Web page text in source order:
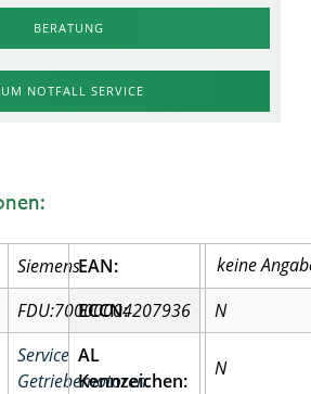
BERATUNG
NOTFALL SERVICE
Siemens
FDU:70000004207936
Service
Getriebemotoren
EAN:
ECCN:
N
AL
Kennzeichen:
N